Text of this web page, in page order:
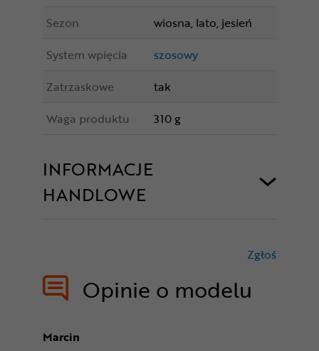
Sezon
wiosna, lato, jesień
System wpięcia
szosowy
Zatrzaskowe
tak
Waga produktu
310 g
INFORMACJE
HANDLOWE
Opinie o modelu
Zgłoś
Marcin